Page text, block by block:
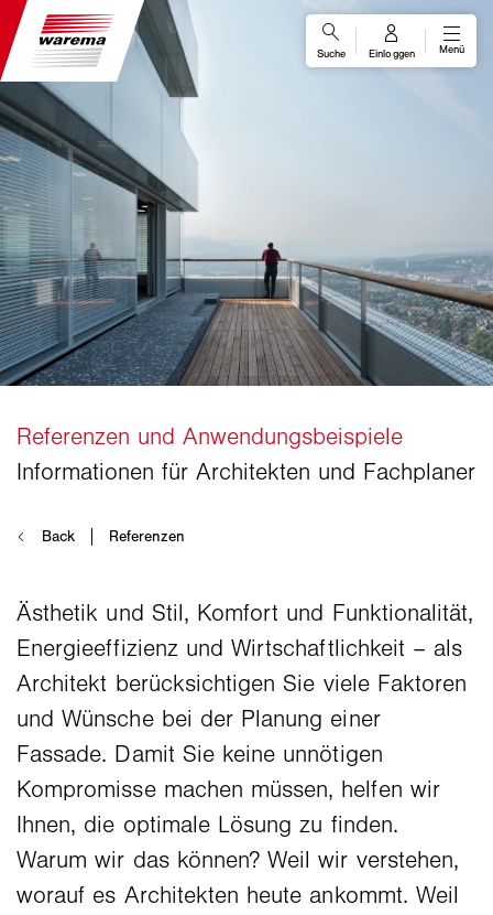
Ästhetik und Stil, Komfort und Funktionalität,
Energieeffizienz und Wirtschaftlichkeit – als
Architekt berücksichtigen Sie viele Faktoren
und Wünsche bei der Planung einer
Fassade. Damit Sie keine unnötigen
Kompromisse machen müssen, helfen wir
Ihnen, die optimale Lösung zu finden.
Warum wir das können? Weil wir verstehen,
worauf es Architekten heute ankommt. Weil